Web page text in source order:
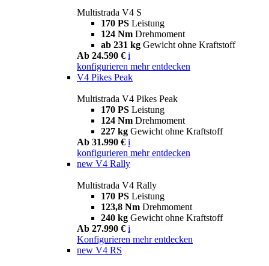
Multistrada V4 S
170 PS Leistung
124 Nm Drehmoment
ab 231 kg Gewicht ohne Kraftstoff
Ab 24.590 € i
konfigurieren mehr entdecken
V4 Pikes Peak
Multistrada V4 Pikes Peak
170 PS Leistung
124 Nm Drehmoment
227 kg Gewicht ohne Kraftstoff
Ab 31.990 € i
konfigurieren mehr entdecken
new V4 Rally
Multistrada V4 Rally
170 PS Leistung
123,8 Nm Drehmoment
240 kg Gewicht ohne Kraftstoff
Ab 27.990 € i
Konfigurieren mehr entdecken
new V4 RS